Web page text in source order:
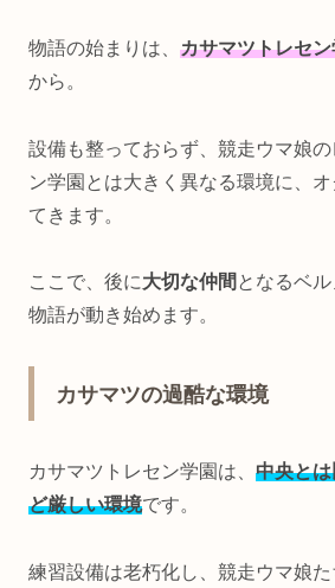
物語の始まりは、 カサマツトレセ
から。
設備も整っておらず、競走ウマ娘
ン学園とは大きく異なる環境に、
てきます。
ここで、後に大切な仲間 となるベル
物語が動き始めます。
カサマツの過酷な環境
カサマツトレセン学園は、 中央と
ど厳しい環境です。
練習設備は老朽化し、競走ウマ娘